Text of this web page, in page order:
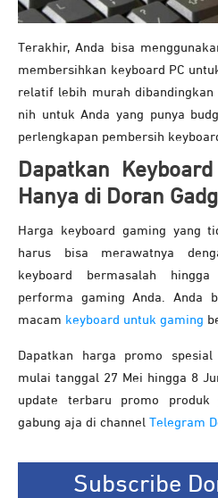
Terakhir, Anda bisa
membersihkan keyboard PC
relatif lebih murah dibandingkan
nih untuk Anda yang punya
perlengkapan pembersih
Dapatkan
Hanya di Doran
Harga keyboard gaming yang
harus bisa merawatnya
keyboard bermasalah
performa gaming Anda. Anda
macam keyboard untuk gaming
Dapatkan harga promo
mulai tanggal 27 Mei hingga 8
update terbaru promo produk
gabung aja di channel Telegram
Subscribe